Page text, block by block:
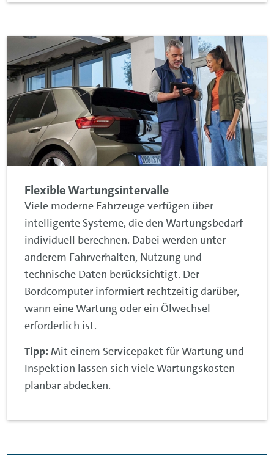
Flexible Wartungsintervalle
Viele moderne Fahrzeuge verfügen über
intelligente Systeme, die den Wartungsbedarf
individuell berechnen. Dabei werden unter
anderem Fahrverhalten, Nutzung und
technische Daten berücksichtigt. Der
Bordcomputer informiert rechtzeitig darüber,
wann eine Wartung oder ein Ölwechsel
erforderlich ist.
Tipp: Mit einem Servicepaket für Wartung und
Inspektion lassen sich viele Wartungskosten
planbar abdecken.